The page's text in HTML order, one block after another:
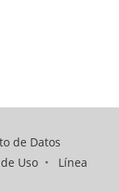
de Datos
Uso• Línea